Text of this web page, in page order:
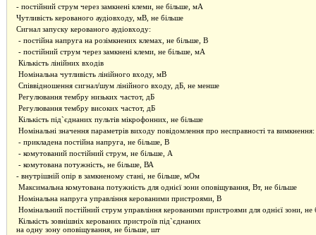
- постійний струм через замкнені клеми, не більше, мА
Чутливість керованого аудіовходу, мВ, не більше
Сигнал запуску керованого аудіовходу:
- постійна напруга на розімкнених клемах, не більше, В
- постійний струм через замкнені клеми, не більше, мА
Кількість лінійних входів
Номінальна чутливість лінійного входу, мВ
Співвідношення сигнал/шум лінійного входу, дБ, не менше
Регулювання тембру низьких частот, дБ
Регулювання тембру високих частот, дБ
Кількість під`єднаних пультів мікрофонних, не більше
Номінальні значення параметрів виходу повідомлення про несправності та вимкнення:
- прикладена постійна напруга, не більше, В
- комутований постійний струм, не більше, А
- комутована потужність, не більше, ВА
- внутрішній опір в замкненому стані, не більше, мОм
Максимальна комутована потужність для однієї зони оповіщування, Вт, не більше
Номінальна напруга управління керованими пристроями, В
Номінальний постійний струм управління керованими пристроями для однієї зони, не
Кількість зовнішніх керованих пристроїв під`єднаних
на одну зону оповіщування, не більше, шт